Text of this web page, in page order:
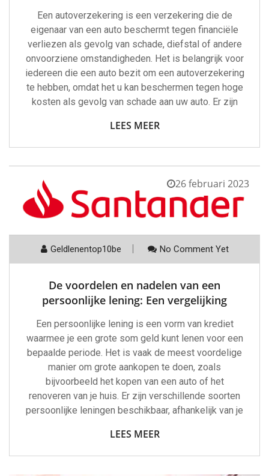
Een autoverzekering is een verzekering die de
eigenaar van een auto beschermt tegen financiële
verliezen als gevolg van schade, diefstal of andere
onvoorziene omstandigheden. Het is belangrijk voor
iedereen die een auto bezit om een autoverzekering
te hebben, omdat het u kan beschermen tegen hoge
kosten als gevolg van schade aan uw auto. Er zijn
LEES MEER
26 februari 2023
Geldlenentop10be No Comment Yet
De voordelen en nadelen van een
persoonlijke lening: Een vergelijking
Een persoonlijke lening is een vorm van krediet
waarmee je een grote som geld kunt lenen voor een
bepaalde periode. Het is vaak de meest voordelige
manier om grote aankopen te doen, zoals
bijvoorbeeld het kopen van een auto of het
renoveren van je huis. Er zijn verschillende soorten
persoonlijke leningen beschikbaar, afhankelijk van je
LEES MEER